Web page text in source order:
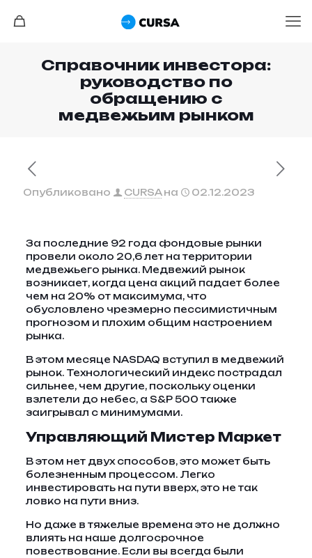
Справочник инвестора:
руководство по
обращению с
медвежьим рынком
Опубликовано CURSA на 02.12.2023
За последние 92 года фондовые рынки
провели около 20,6 лет на территории
медвежьего рынка. Медвежий рынок
возникает, когда цена акций падает более
чем на 20% от максимума, что
обусловлено чрезмерно пессимистичным
прогнозом и плохим общим настроением
рынка.
В этом месяце NASDAQ вступил в медвежий
рынок. Технологический индекс пострадал
сильнее, чем другие, поскольку оценки
взлетели до небес, а S&P 500 также
заигрывал с минимумами.
Управляющий Мистер Маркет
В этом нет двух способов, это может быть
болезненным процессом. Легко
инвестировать на пути вверх, это не так
ловко на пути вниз.
Но даже в тяжелые времена это не должно
влиять на наше долгосрочное
повествование. Если вы всегда были